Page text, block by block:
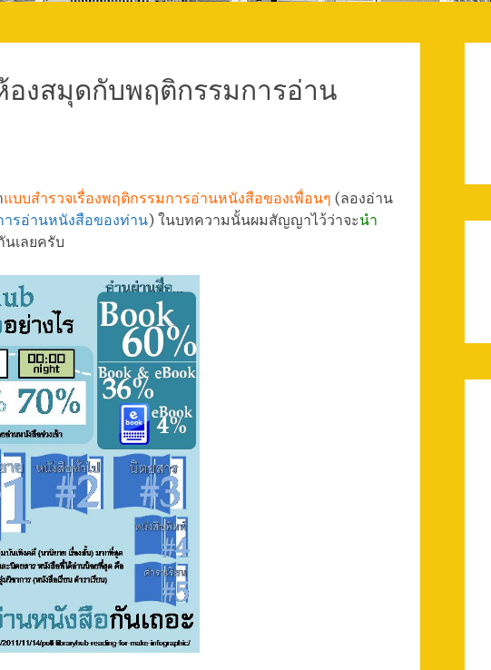
งสมุดกับพฤติกรรมการอ่าน
แบบสำรวจเรื่องพฤติกรรมการอ่านหนังสือของเพื่อนๆ (ลองอ่าน
รอ่านหนังสือของท่าน) ในบทความนั้นผมสัญญาไว้ว่าจะนำ
นเลยครับ